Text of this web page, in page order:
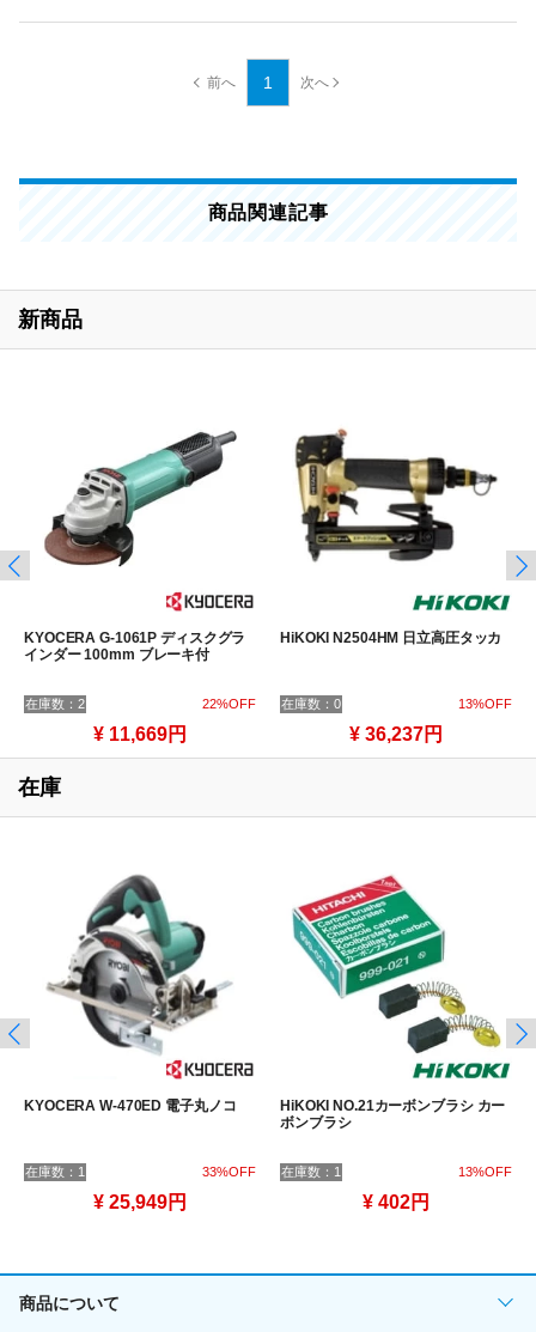
1
商品関連記事
新商品
KYOCERA G-1061P ディスクグラ
インダー 100mm ブレーキ付
在庫数：2 22%OFF
¥ 11,669円
HiKOKI N2504HM 日立高圧タッカ
在庫数：0 13%OFF
¥ 36,237円
在庫
KYOCERA W-470ED 電子丸ノコ
在庫数：1 33%OFF
¥ 25,949円
HiKOKI NO.21カーボンブラシ カー
ボンブラシ
在庫数：1 13%OFF
¥ 402円
商品について